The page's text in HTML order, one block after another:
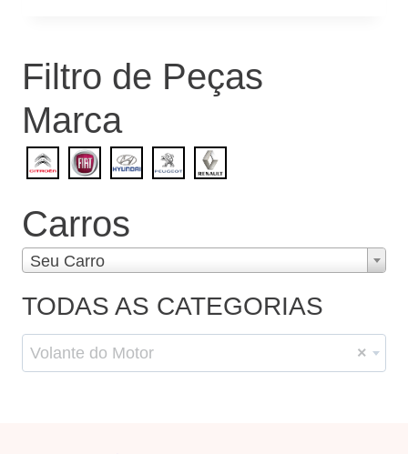
Filtro de Peças
Marca
Carros
Seu Carro
TODAS AS CATEGORIAS
×
Volante do Motor